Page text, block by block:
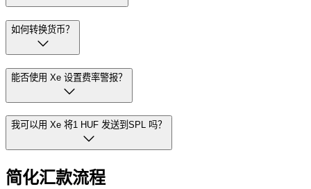
如何转换货币？
能否使用 Xe 设置费率警报？
我可以用 Xe 将1 HUF 发送到SPL 吗？
简化汇款流程